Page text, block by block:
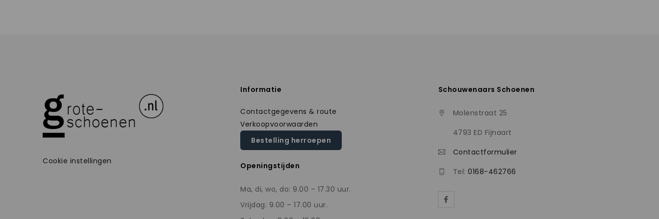
Cookie instellingen
Informatie
Contactgegevens & route
Verkoopvoorwaarden
Bestelling herroepen
Openingstijden
Ma, di, wo, do: 9.00 – 17.30 uur.
Vrijdag: 9.00 – 17.00 uur.
Schouwenaars Schoenen
Molenstraat 25
4793 ED Fijnaart
Contactformulier
Tel:0168-462766